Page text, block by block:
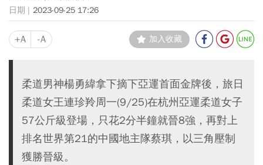
2023-09-25 17:26
+A -A 加入收藏
柔道男神楊勇緯拿下摘下亞運首面金牌後，旅日
柔道女王連珍羚周一(9/25)在杭州亞運柔道女子
57公斤級登場，只花2分半鐘就晉8強，再對上
排名世界第21的中國地主隊蔡琪，以三角壓制
獲勝晉級。